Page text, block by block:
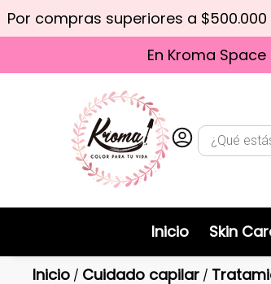
Por compras superiores a
En Kroma
Inicio Skin
Inicio / Cuidado capilar /